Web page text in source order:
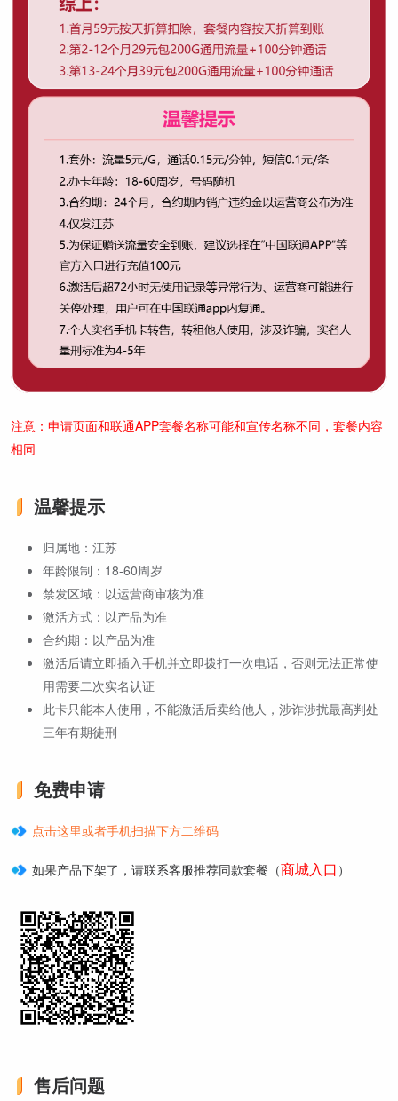
注意：申请页面和联通APP套餐名称可能和宣传名称不同，套餐内容
相同
温馨提示
归属地：江苏
年龄限制：18-60周岁
禁发区域：以运营商审核为准
激活方式：以产品为准
合约期：以产品为准
激活后请立即插入手机并立即拨打一次电话，否则无法正常使
用需要二次实名认证
此卡只能本人使用，不能激活后卖给他人，涉诈涉扰最高判处
三年有期徒刑
免费申请
点击这里或者手机扫描下方二维码
如果产品下架了，请联系客服推荐同款套餐（商城入口 ）
售后问题